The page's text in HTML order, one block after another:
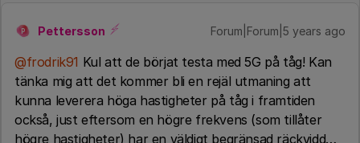
P Pettersson Forum|Forum|5 years ago
@frodrik91 Kul att de börjat testa med 5G på tåg! Kan
tänka mig att det kommer bli en rejäl utmaning att
kunna leverera höga hastigheter på tåg i framtiden
också, just eftersom en högre frekvens (som tillåter
högre hastigheter) har en väldigt begränsad räckvidd…